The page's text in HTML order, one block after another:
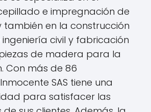
e impregnación de
también en la construcción
civil y fabricación
de madera para la
Con más de 86
SAS tiene una
para satisfacer las